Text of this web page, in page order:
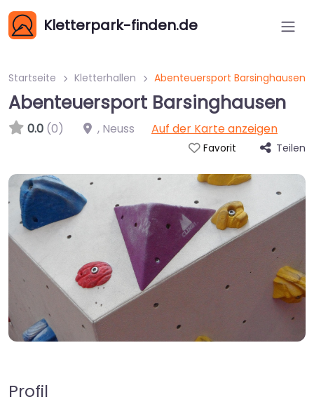
Kletterpark-finden.de
Startseite Kletterhallen Abenteuersport Barsinghausen
Abenteuersport Barsinghausen
0.0 (0) , Neuss Auf der Karte anzeigen
Favorit Teilen
Profil